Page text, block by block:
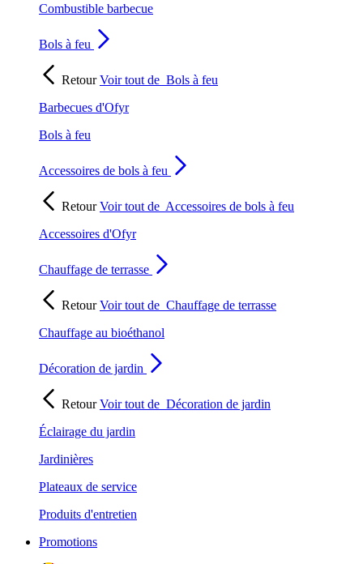
Combustible barbecue
Bols à feu
RetourVoir tout de Bols à feu
Barbecues d'Ofyr
Bols à feu
Accessoires de bols à feu
RetourVoir tout de Accessoires de bols à feu
Accessoires d'Ofyr
Chauffage de terrasse
RetourVoir tout de Chauffage de terrasse
Chauffage au bioéthanol
Décoration de jardin
RetourVoir tout de Décoration de jardin
Éclairage du jardin
Jardinières
Plateaux de service
Produits d'entretien
Promotions